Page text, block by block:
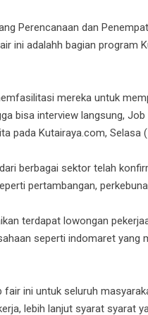
Perencanaan dan
ini adalahh bagian program
mereka untuk
bisa interview langsung,
pada Kutairaya.com, Selasa
berbagai sektor telah
pertambangan,
terdapat lowongan
seperti indomaret yang
ini untuk seluruh
lebih lanjut syarat syarat